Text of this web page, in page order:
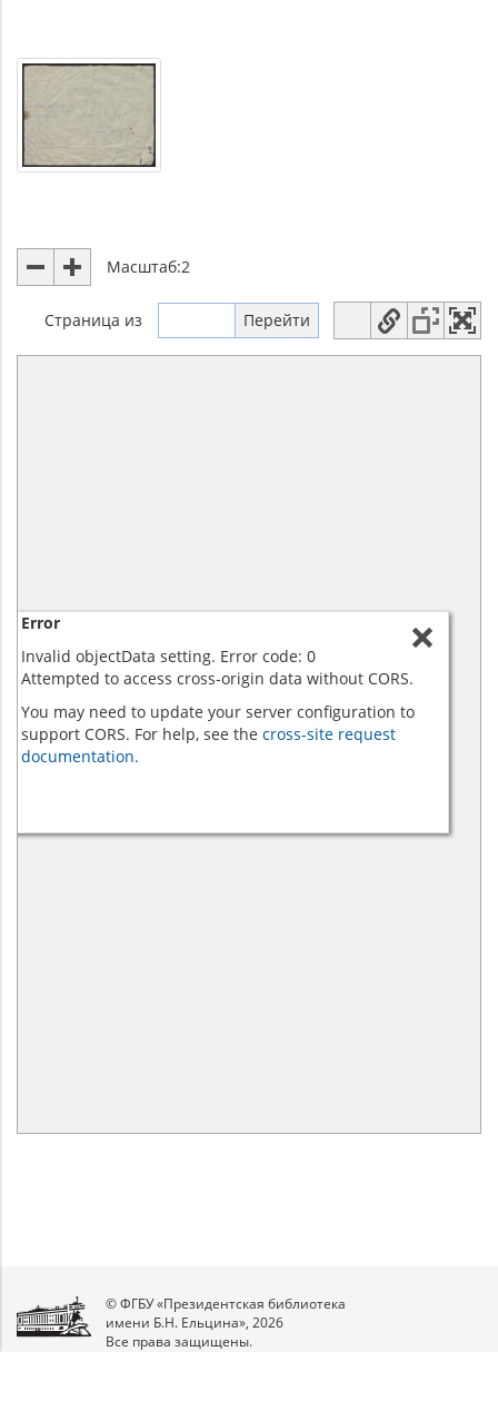
Масштаб:2
Страница из
Error
Invalid objectData setting. Error code: 0
Attempted to access cross-origin data without CORS.
You may need to update your server configuration to
support CORS. For help, see the cross-site request
documentation.
© ФГБУ «Президентская библиотека
имени Б.Н. Ельцина», 2026
Все права защищены.